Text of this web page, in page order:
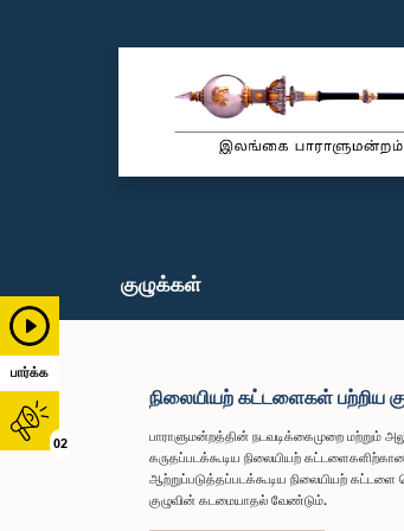
பார்க்க
02
குழுக்கள்
நிலையியற் கட்டளைகள் பற்றிய
பாராளுமன்றத்தின் நடவடிக்கைமுறை
கருதப்படக்கூடிய நிலையியற்
ஆற்றுப்படுத்தப்படக்கூடிய நிலையியற்
குழுவின் கடமையாதல் வேண்டும்.